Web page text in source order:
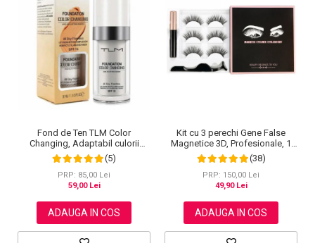
Fond de Ten TLM Color
Changing, Adaptabil culorii
Tenului, Rezistent la Transfer
16H, SPF 15, 30 ml
(5)
PRP: 85,00 Lei
59,00 Lei
ADAUGA IN COS
Kit cu 3 perechi Gene False
Magnetice 3D, Profesionale, 1
Aplicator, 1 Eyeliner Magnetic
Negru intens, Waterproof, 3
Modele
(38)
PRP: 150,00 Lei
49,90 Lei
ADAUGA IN COS